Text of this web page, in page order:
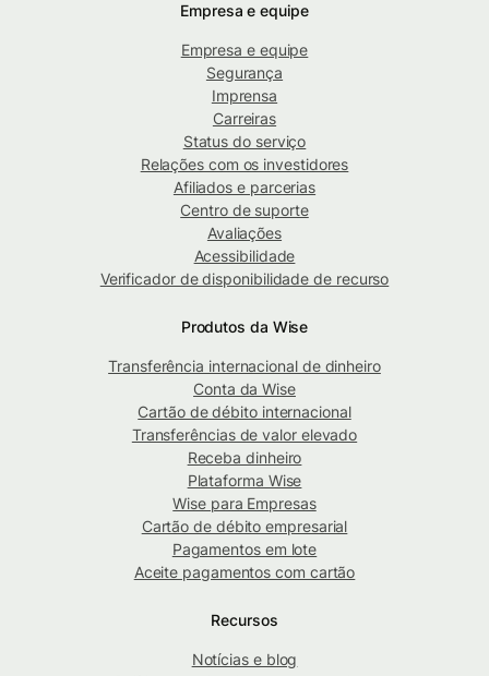
Empresa e equipe
Empresa e equipe
Segurança
Imprensa
Carreiras
Status do serviço
Relações com os investidores
Afiliados e parcerias
Centro de suporte
Avaliações
Acessibilidade
Verificador de disponibilidade de recurso
Produtos da Wise
Transferência internacional de dinheiro
Conta da Wise
Cartão de débito internacional
Transferências de valor elevado
Receba dinheiro
Plataforma Wise
Wise para Empresas
Cartão de débito empresarial
Pagamentos em lote
Aceite pagamentos com cartão
Recursos
Notícias e blog